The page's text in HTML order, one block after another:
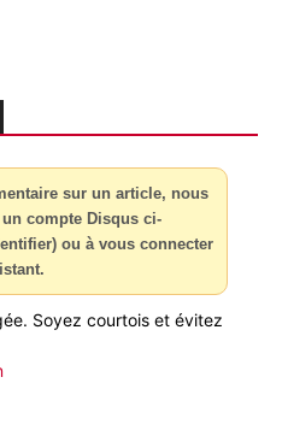
sur un article, nous
compte Disqus ci-
ou à vous connecter
Soyez courtois et évitez